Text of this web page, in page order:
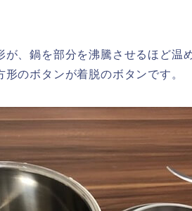
が、鍋を部分を沸騰させるほど温
のボタンが着脱のボタンです。